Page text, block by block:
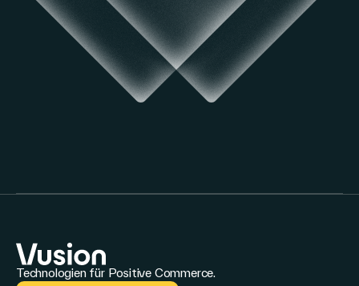
Technologien für Positive Commerce.